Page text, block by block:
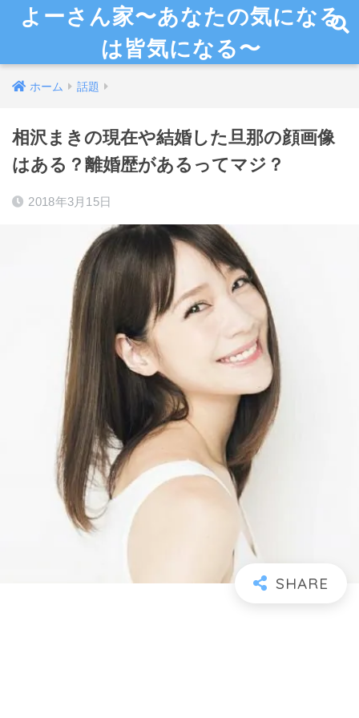
よーさん家〜あなたの気になる
は皆気になる〜
ホーム 話題
相沢まきの現在や結婚した旦那の顔画像
はある？離婚歴があるってマジ？
2018年3月15日